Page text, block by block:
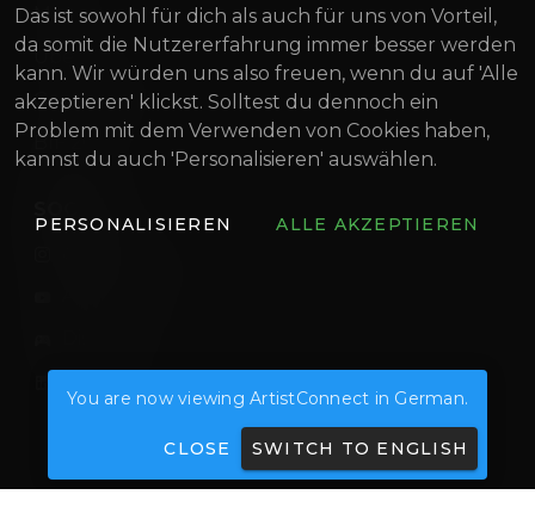
You are now viewing ArtistConnect in German.
CLOSE SWITCH TO ENGLISH
Magazin
Über uns
Gründung Innovativ
BIF 2022
© 2026 — ArtistConnect UG (haftungsbeschränkt)
Das ist sowohl für dich als auch für uns von Vorteil,
da somit die Nutzererfahrung immer besser werden
kann. Wir würden uns also freuen, wenn du auf 'Alle
akzeptieren' klickst. Solltest du dennoch ein
Problem mit dem Verwenden von Cookies haben,
kannst du auch 'Personalisieren' auswählen.
PERSONALISIEREN ALLE AKZEPTIEREN